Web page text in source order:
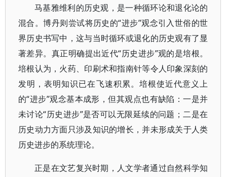
马基雅维利的历史观，是一种循环论和退化论的
混合。博丹则尝试将历史的“进步”观念引入世俗的世
界历史书写中，这与当时循环或退化的历史观有了显
著差异。真正明确提出近代“历史进步”观的是培根。
培根认为，火药、印刷术和指南针等令人印象深刻的
发明，表明知识已在飞速积累。培根使近代意义上
的“进步”观念基本成形，但其观点也有缺陷：一是并
未讨论“历史进步”是否可以无限延续的问题；二是在
历史动力方面只涉及知识的增长，并未形成关于人类
历史进步的系统理论。
正是在文艺复兴时期，人文学者通过自然科学知